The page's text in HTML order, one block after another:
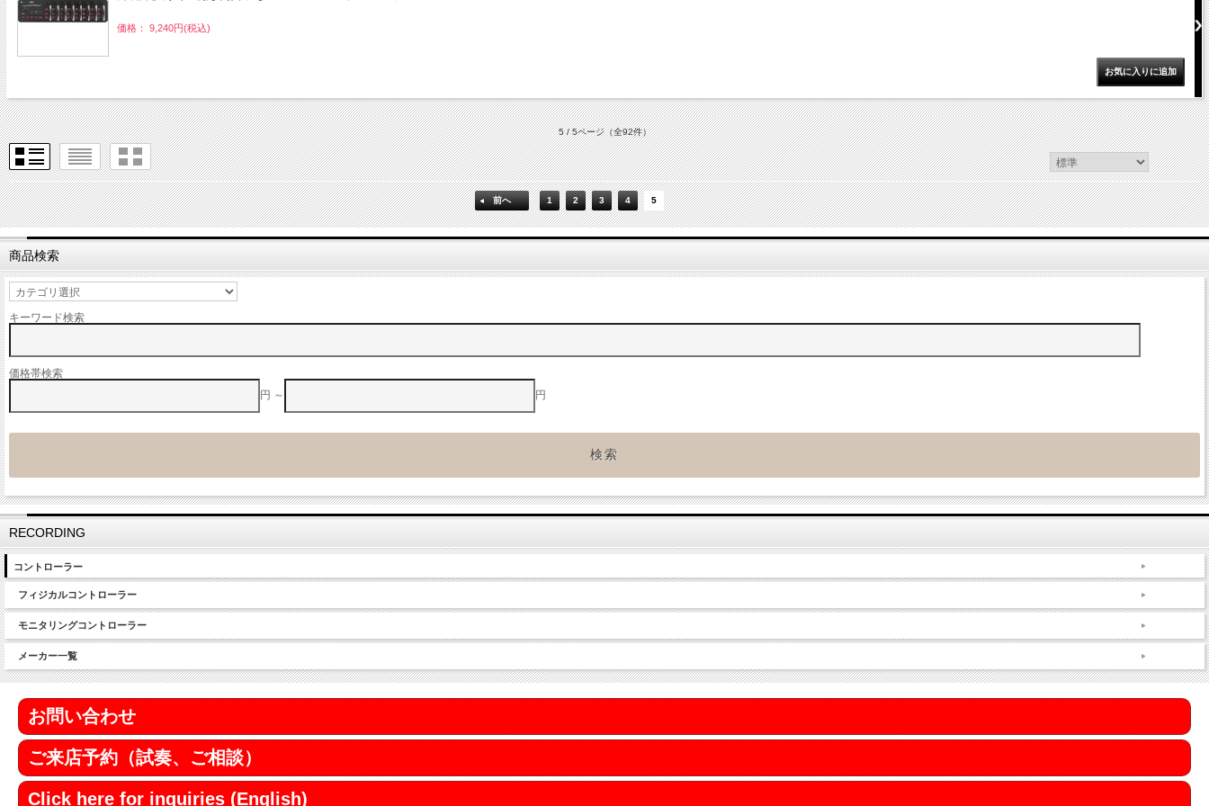
価格： 9,240円(税込)
5 / 5ページ（全92件）
前へ 1 2 3 4 5
商品検索
キーワード検索
価格帯検索
円 ～
円
RECORDING
コントローラー
フィジカルコントローラー
モニタリングコントローラー
メーカー一覧
お問い合わせ
ご来店予約（試奏、ご相談）
Click here for inquiries (English)